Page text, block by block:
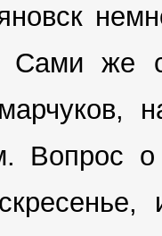
Сами же
Вопрос